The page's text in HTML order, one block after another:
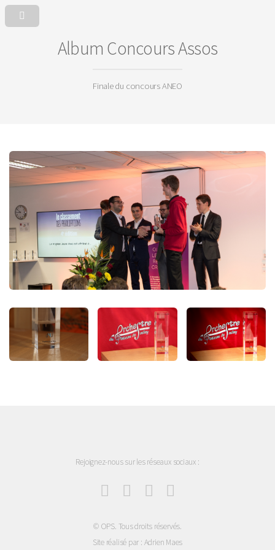
Album Concours Assos
Finale du concours ANEO
Rejoignez-nous sur les réseaux sociaux :
© OPS. Tous droits réservés.
Site réalisé par : Adrien Maes